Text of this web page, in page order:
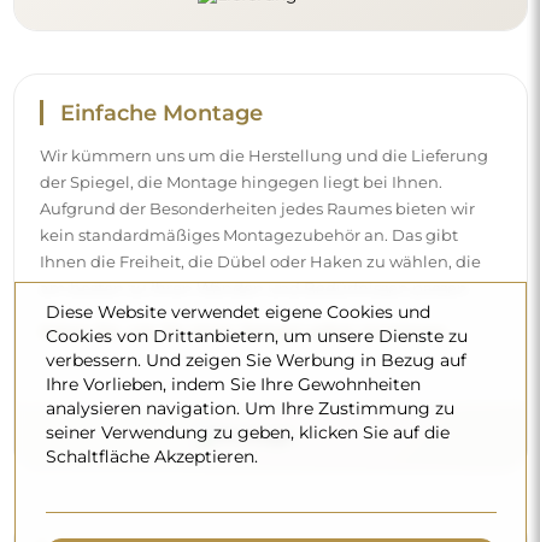
Für einen optimalen Glanz genügen ein Mikrofasertuch
Reinigungsmittel entscheiden, achten Sie darauf, dass sie
einen neutralen pH-Wert (etwa 7) haben. Vermeiden Sie
scharfe Reinigungsmittel mit Essig, Ammoniak oder
starken Säuren – so behält der Spiegel sein schönes
Spiegelbild über viele Jahre.
Möchten Sie mehr erfahren?
Entdecken Sie weitere Tipps in unserem Blog.
Diese Website verwendet eigene Cookies und
Cookies von Drittanbietern, um unsere Dienste zu
verbessern. Und zeigen Sie Werbung in Bezug auf
Ihre Vorlieben, indem Sie Ihre Gewohnheiten
analysieren navigation. Um Ihre Zustimmung zu
seiner Verwendung zu geben, klicken Sie auf die
Schaltfläche Akzeptieren.